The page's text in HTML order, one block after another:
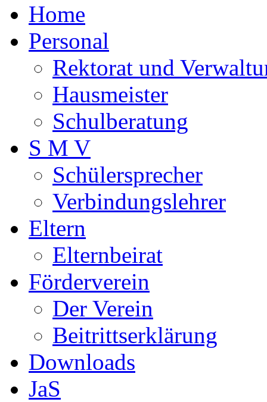
Home
Personal
Rektorat und
Hausmeister
Schulberatung
S M V
Schülersprecher
Verbindungslehrer
Eltern
Elternbeirat
Förderverein
Der Verein
Beitrittserklärung
Downloads
JaS